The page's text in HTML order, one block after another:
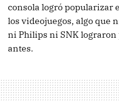
consola logró popularizar
los videojuegos, algo que
ni Philips ni SNK
antes.